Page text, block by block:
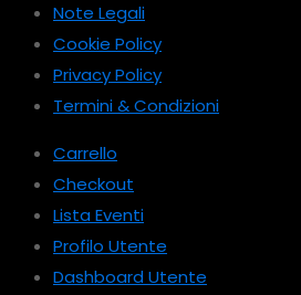
Note Legali
Cookie Policy
Privacy Policy
Termini & Condizioni
Carrello
Checkout
Lista Eventi
Profilo Utente
Dashboard Utente